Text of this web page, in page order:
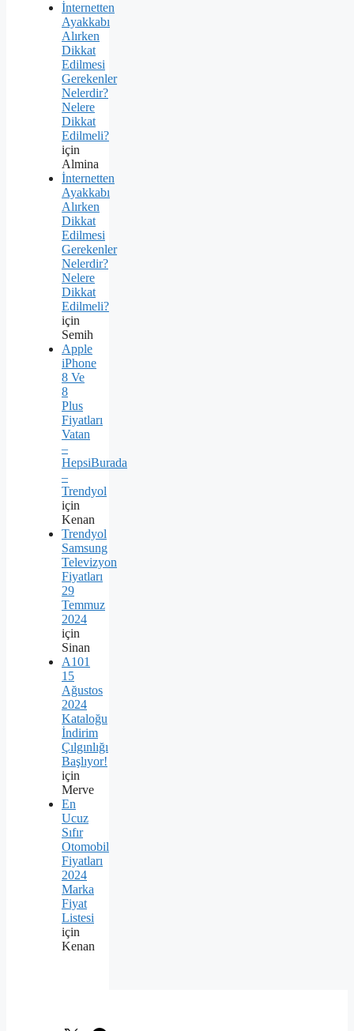
İnternetten
Ayakkabı
Alırken
Dikkat
Edilmesi
Gerekenler
Nelerdir?
Nelere
Dikkat
Edilmeli?
için
Almina
İnternetten
Ayakkabı
Alırken
Dikkat
Edilmesi
Gerekenler
Nelerdir?
Nelere
Dikkat
Edilmeli?
için
Semih
Apple
iPhone
8 Ve
8
Plus
Fiyatları
Vatan
–
HepsiBurada
–
Trendyol
için
Kenan
Trendyol
Samsung
Televizyon
Fiyatları
29
Temmuz
2024
için
Sinan
A101
15
Ağustos
2024
Kataloğu
İndirim
Çılgınlığı
Başlıyor!
için
Merve
En
Ucuz
Sıfır
Otomobil
Fiyatları
2024
Marka
Fiyat
Listesi
için
Kenan